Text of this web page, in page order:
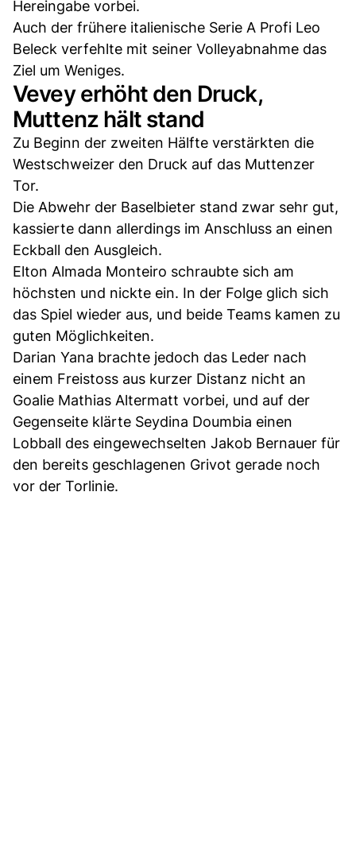
Hereingabe vorbei.
Auch der frühere italienische Serie A Profi Leo
Beleck verfehlte mit seiner Volleyabnahme das
Ziel um Weniges.
Vevey erhöht den Druck,
Muttenz hält stand
Zu Beginn der zweiten Hälfte verstärkten die
Westschweizer den Druck auf das Muttenzer
Tor.
Die Abwehr der Baselbieter stand zwar sehr gut,
kassierte dann allerdings im Anschluss an einen
Eckball den Ausgleich.
Elton Almada Monteiro schraubte sich am
höchsten und nickte ein. In der Folge glich sich
das Spiel wieder aus, und beide Teams kamen zu
guten Möglichkeiten.
Darian Yana brachte jedoch das Leder nach
einem Freistoss aus kurzer Distanz nicht an
Goalie Mathias Altermatt vorbei, und auf der
Gegenseite klärte Seydina Doumbia einen
Lobball des eingewechselten Jakob Bernauer für
den bereits geschlagenen Grivot gerade noch
vor der Torlinie.